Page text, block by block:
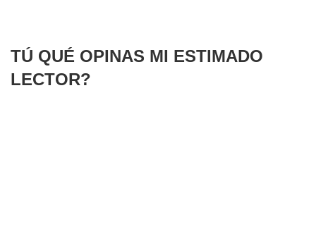
TÚ QUÉ OPINAS MI ESTIMADO
LECTOR?